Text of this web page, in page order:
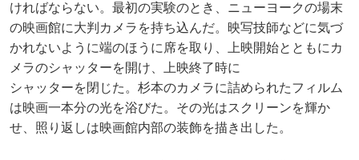
ければならない。最初の実験のとき、ニューヨークの場末
の映画館に大判カメラを持ち込んだ。映写技師などに気づ
かれないように端のほうに席を取り、上映開始とともにカ
メラのシャッターを開け、上映終了時に
シャッターを閉じた。杉本のカメラに詰められたフィルム
は映画一本分の光を浴びた。その光はスクリーンを輝か
せ、照り返しは映画館内部の装飾を描き出した。